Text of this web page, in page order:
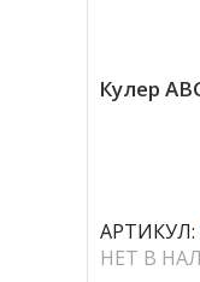
Кулер
АРТИКУЛ:
НЕТ В